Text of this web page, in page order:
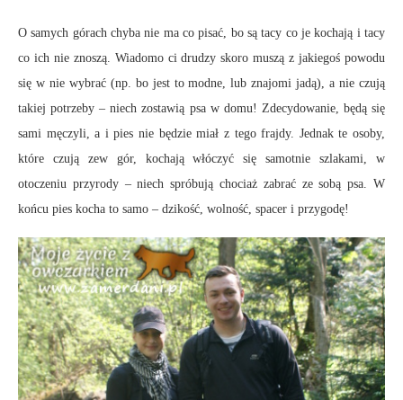
O samych górach chyba nie ma co pisać, bo są tacy co je kochają i tacy
co ich nie znoszą. Wiadomo ci drudzy skoro muszą z jakiegoś powodu
się w nie wybrać (np. bo jest to modne, lub znajomi jadą), a nie czują
takiej potrzeby – niech zostawią psa w domu! Zdecydowanie, będą się
sami męczyli, a i pies nie będzie miał z tego frajdy. Jednak te osoby,
które czują zew gór, kochają włóczyć się samotnie szlakami, w
otoczeniu przyrody – niech spróbują chociaż zabrać ze sobą psa. W
końcu pies kocha to samo – dzikość, wolność, spacer i przygodę!